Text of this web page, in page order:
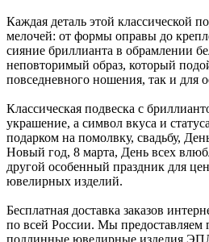
Каждая деталь этой классической
мелочей: от формы оправы до
сияние бриллианта в обрамлении
неповторимый образ, который
повседневного ношения, так и для
Классическая подвеска с
украшение, а символ вкуса и
подарком на помолвку, свадьбу,
Новый год, 8 марта, День всех
другой особенный праздник для
ювелирных изделий.
Бесплатная доставка заказов
по всей России. Мы предоставляем
подлинные ювелирные изделия